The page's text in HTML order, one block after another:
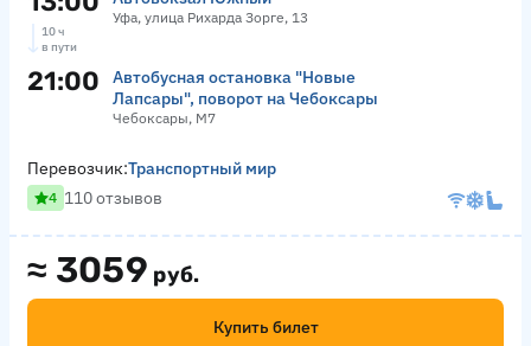
Уфа, улица Рихарда Зорге, 13
10 ч
в пути
21:00
Автобусная остановка "Новые
Лапсары", поворот на Чебоксары
Чебоксары, М7
≈ 3059 руб.
Купить билет
Перевозчик:Транспортный мир
4 110 отзывов